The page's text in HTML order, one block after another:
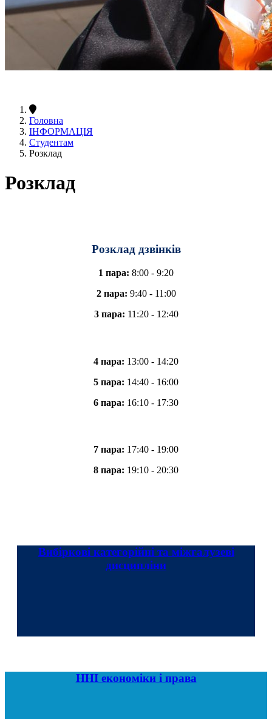
Головна
ІНФОРМАЦІЯ
Студентам
Розклад
Розклад
Розклад дзвінків
1 пара: 8:00 - 9:20
2 пара: 9:40 - 11:00
3 пара: 11:20 - 12:40
4 пара: 13:00 - 14:20
5 пара: 14:40 - 16:00
6 пара: 16:10 - 17:30
7 пара: 17:40 - 19:00
8 пара: 19:10 - 20:30
Вибіркові категорійні та міжгалузеві
дисципліни
ННІ економіки і права